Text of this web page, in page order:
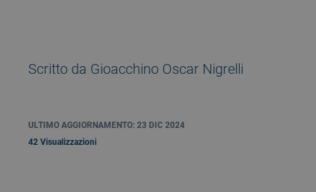
Scritto da Gioacchino Oscar Nigrelli
ULTIMO AGGIORNAMENTO: 23 DIC 2024
42 Visualizzazioni